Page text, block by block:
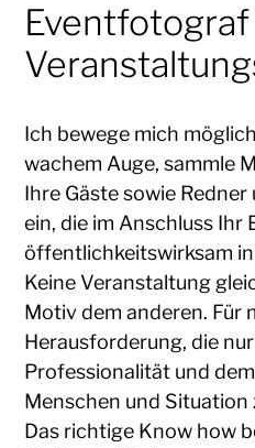
Ich bewege mich
wachem Auge, sammle
Ihre Gäste sowie
ein, die im Anschluss Ihr
öffentlichkeitswirksam
Keine Veranstaltung
Motiv dem anderen. Für
Herausforderung, die
Professionalität und
Menschen und Situation
Das richtige Know how